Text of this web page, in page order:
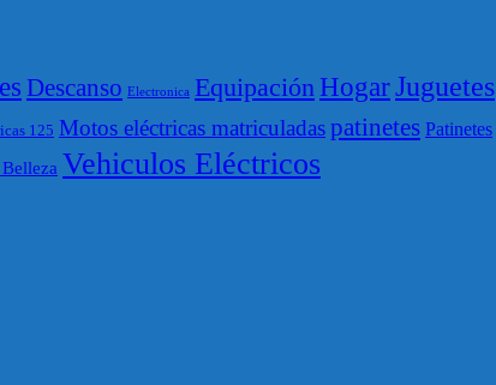
Descanso Electronica EquipaciónHogarJuguetes
125 Motos eléctricas matriculadas patinetes Patinetes
Vehiculos Eléctricos